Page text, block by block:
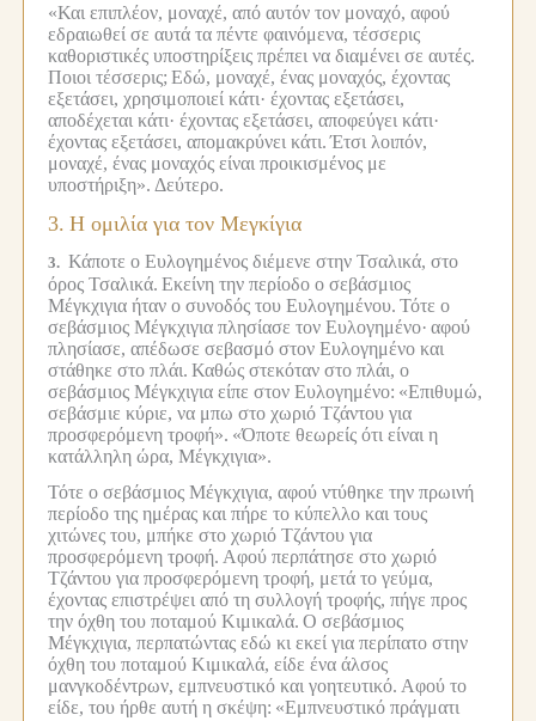
«Και επιπλέον, μοναχέ, από αυτόν τον μοναχό, αφού
εδραιωθεί σε αυτά τα πέντε φαινόμενα, τέσσερις
καθοριστικές υποστηρίξεις πρέπει να διαμένει σε αυτές.
Ποιοι τέσσερις; Εδώ, μοναχέ, ένας μοναχός, έχοντας
εξετάσει, χρησιμοποιεί κάτι· έχοντας εξετάσει,
αποδέχεται κάτι· έχοντας εξετάσει, αποφεύγει κάτι·
έχοντας εξετάσει, απομακρύνει κάτι. Έτσι λοιπόν,
μοναχέ, ένας μοναχός είναι προικισμένος με
υποστήριξη». Δεύτερο.
3. Η ομιλία για τον Μεγκίγια
3. Κάποτε ο Ευλογημένος διέμενε στην Τσαλικά, στο
όρος Τσαλικά. Εκείνη την περίοδο ο σεβάσμιος
Μέγκχιγια ήταν ο συνοδός του Ευλογημένου. Τότε ο
σεβάσμιος Μέγκχιγια πλησίασε τον Ευλογημένο· αφού
πλησίασε, απέδωσε σεβασμό στον Ευλογημένο και
στάθηκε στο πλάι. Καθώς στεκόταν στο πλάι, ο
σεβάσμιος Μέγκχιγια είπε στον Ευλογημένο: «Επιθυμώ,
σεβάσμιε κύριε, να μπω στο χωριό Τζάντου για
προσφερόμενη τροφή». «Όποτε θεωρείς ότι είναι η
κατάλληλη ώρα, Μέγκχιγια».
Τότε ο σεβάσμιος Μέγκχιγια, αφού ντύθηκε την πρωινή
περίοδο της ημέρας και πήρε το κύπελλο και τους
χιτώνες του, μπήκε στο χωριό Τζάντου για
προσφερόμενη τροφή. Αφού περπάτησε στο χωριό
Τζάντου για προσφερόμενη τροφή, μετά το γεύμα,
έχοντας επιστρέψει από τη συλλογή τροφής, πήγε προς
την όχθη του ποταμού Κιμικαλά. Ο σεβάσμιος
Μέγκχιγια, περπατώντας εδώ κι εκεί για περίπατο στην
όχθη του ποταμού Κιμικαλά, είδε ένα άλσος
μανγκοδέντρων, εμπνευστικό και γοητευτικό. Αφού το
είδε, του ήρθε αυτή η σκέψη: «Εμπνευστικό πράγματι